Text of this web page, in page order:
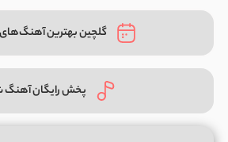
گلچین بهترین
پخش رایگان آهنگ